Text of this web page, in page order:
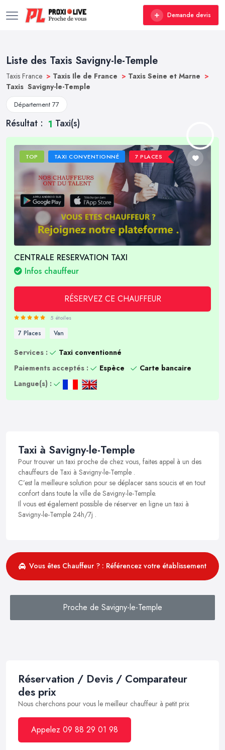
Demande devis
Liste des Taxis Savigny-le-Temple
Taxis France > Taxis Ile de France > Taxis Seine et Marne >
Taxis Savigny-le-Temple
Département 77
Résultat : 1 Taxi(s)
TOP TAXI CONVENTIONNÉ 7 PLACES
CENTRALE RESERVATION TAXI
Infos chauffeur
RÉSERVEZ CE CHAUFFEUR
5 étoiles
7 Places Van
Services :
Taxi conventionné
Paiements acceptés :
Espèce
Carte bancaire
Langue(s) :
Taxi à Savigny-le-Temple
Pour trouver un taxi proche de chez vous, faites appel à un des
chauffeurs de Taxi à Savigny-le-Temple .
C’est la meilleure solution pour se déplacer sans soucis et en tout
confort dans toute la ville de Savigny-le-Temple.
Il vous est également possible de réserver en ligne un taxi à
Savigny-le-Temple 24h/7j .
Vous êtes Chauffeur ? : Référencez votre établissement
Proche de Savigny-le-Temple
Réservation / Devis / Comparateur
des prix
Nous cherchons pour vous le meilleur chauffeur à petit prix
Appelez 09 88 29 01 98